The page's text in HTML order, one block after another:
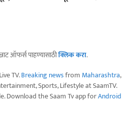
ऑफर्स पाहण्यासाठीक्लिक करा.
TV.Breaking newsfrom Maharashtra,
Sports, Lifestyle at SaamTV.
Download the Saam Tv app forAndroid